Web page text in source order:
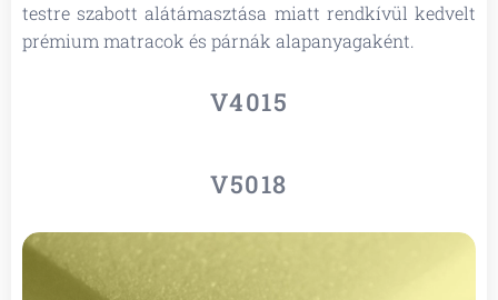
testre szabott alátámasztása miatt rendkívül kedvelt
prémium matracok és párnák alapanyagaként.
V4015
V5018